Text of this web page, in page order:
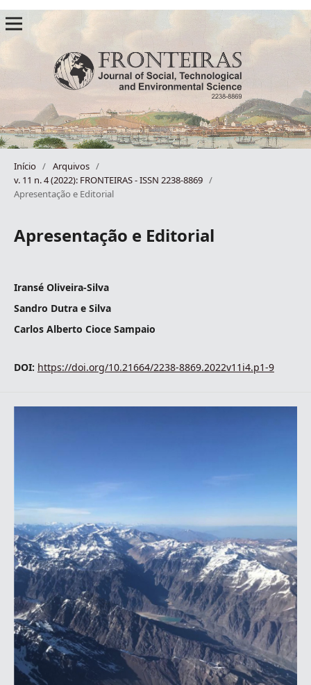
Início / Arquivos /
v. 11 n. 4 (2022): FRONTEIRAS - ISSN 2238-8869 /
Apresentação e Editorial
Apresentação e Editorial
Iransé Oliveira-Silva
Sandro Dutra e Silva
Carlos Alberto Cioce Sampaio
DOI: https://doi.org/10.21664/2238-8869.2022v11i4.p1-9